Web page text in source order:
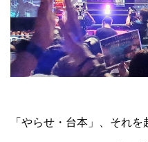
「やらせ・台本」、それ